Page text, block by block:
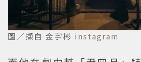
圖／擷自 金宇彬 instagram